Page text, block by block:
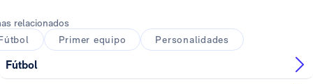
relacionados
Primer equipo Personalidades
Fútbol